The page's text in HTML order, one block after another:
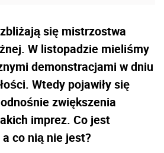
się mistrzostwa
W listopadzie mieliśmy
demonstracjami w dniu
Wtedy pojawiły się
zwiększenia
imprez. Co jest
co nią nie jest?